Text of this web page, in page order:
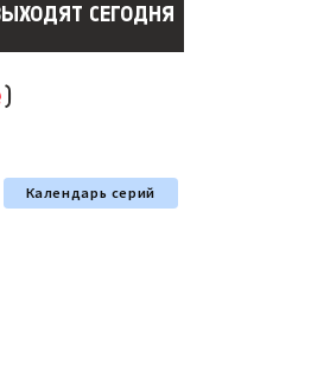
СЕГОДНЯ
)
Календарь серий